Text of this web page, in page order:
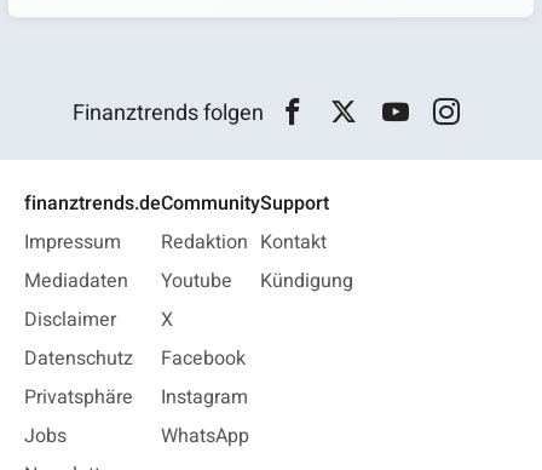
Finanztrends folgen
finanztrends.de
Impressum
Mediadaten
Disclaimer
Datenschutz
Privatsphäre
Jobs
Community
Redaktion
Youtube
X
Facebook
Instagram
WhatsApp
Support
Kontakt
Kündigung